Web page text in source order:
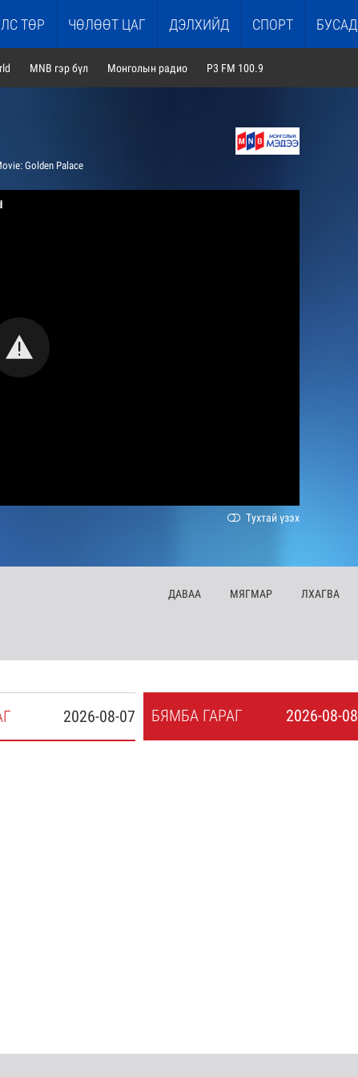
ТӨР ЧӨЛӨӨТ ЦАГ ДЭЛХИЙД СПОРТ БУСАД
MNB гэр бүл Монголын радио P3 FM 100.9
Golden Palace
Тухтай үзэх
ДАВАА МЯГМАР ЛХАГВА
2026-08-07 2026-08-08
БЯМБА ГАРАГ